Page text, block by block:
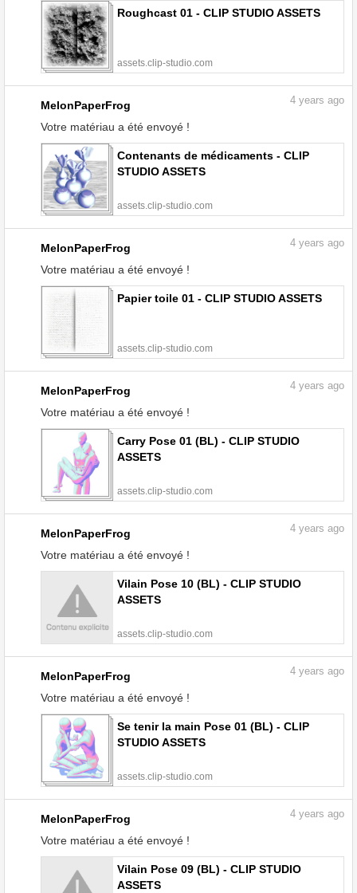
Roughcast 01 - CLIP STUDIO ASSETS
assets.clip-studio.com
MelonPaperFrog
Votre matériau a été envoyé !
4 years ago
Contenants de médicaments - CLIP
STUDIO ASSETS
assets.clip-studio.com
MelonPaperFrog
Votre matériau a été envoyé !
4 years ago
Papier toile 01 - CLIP STUDIO ASSETS
assets.clip-studio.com
MelonPaperFrog
Votre matériau a été envoyé !
4 years ago
Carry Pose 01 (BL) - CLIP STUDIO
ASSETS
assets.clip-studio.com
MelonPaperFrog
Votre matériau a été envoyé !
4 years ago
Vilain Pose 10 (BL) - CLIP STUDIO
ASSETS
assets.clip-studio.com
MelonPaperFrog
Votre matériau a été envoyé !
4 years ago
Se tenir la main Pose 01 (BL) - CLIP
STUDIO ASSETS
assets.clip-studio.com
MelonPaperFrog
Votre matériau a été envoyé !
4 years ago
Vilain Pose 09 (BL) - CLIP STUDIO
ASSETS